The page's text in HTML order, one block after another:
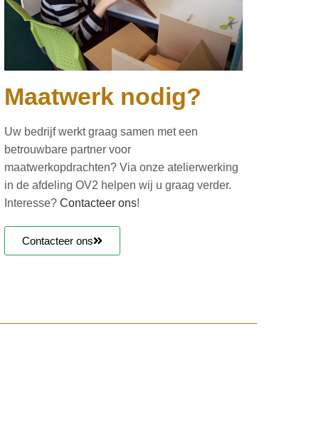
Maatwerk nodig?
Uw bedrijf werkt graag samen met een
betrouwbare partner voor
maatwerkopdrachten? Via onze atelierwerking
in de afdeling OV2 helpen wij u graag verder.
Interesse?Contacteer ons!
Contacteer ons